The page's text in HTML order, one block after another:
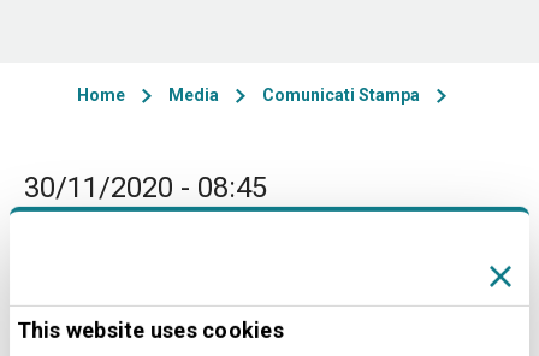
This website uses cookies
Home Media Comunicati Stampa
30/11/2020 - 08:45
primo volo covid free internazionale
con destinazione Nanchino. Il